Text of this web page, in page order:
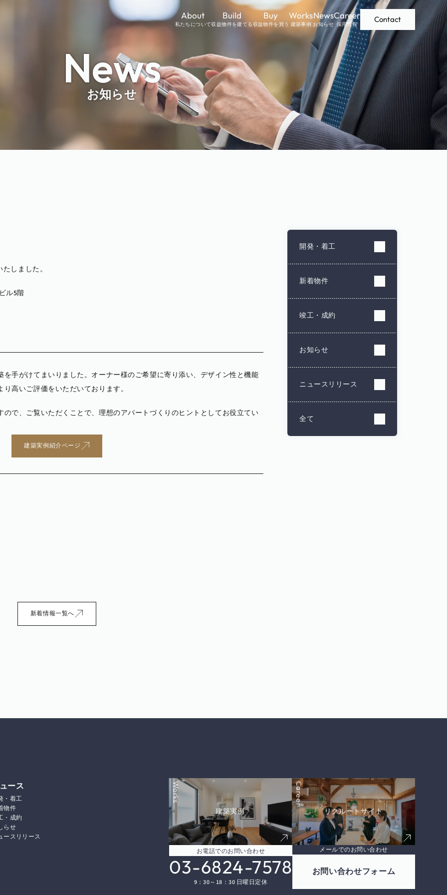
About
私たちについて
Build
収益物件を建てる
Buy
収益物件を買う
Works
建築事例
News
お知らせ
Career
採用情報
Contact
News
お知らせ
しました。
ル5階
手がけてまいりました。オーナー様のご希望に寄り添い、デザイン性と機能
高いご評価をいただいております。
で、ご覧いただくことで、理想のアパートづくりのヒントとしてお役立てい
建築実例紹介ページ
新着情報一覧へ
開発・着工
新着物件
竣工・成約
お知らせ
ニュースリリース
全て
ース
・着工
物件
・成約
らせ
ースリリース
Works
建築実例
Career
リクルートサイト
お電話でのお問い合わせ
03-6824-7578
9：30～18：30 日曜日定休
メールでのお問い合わせ
お問い合わせフォーム